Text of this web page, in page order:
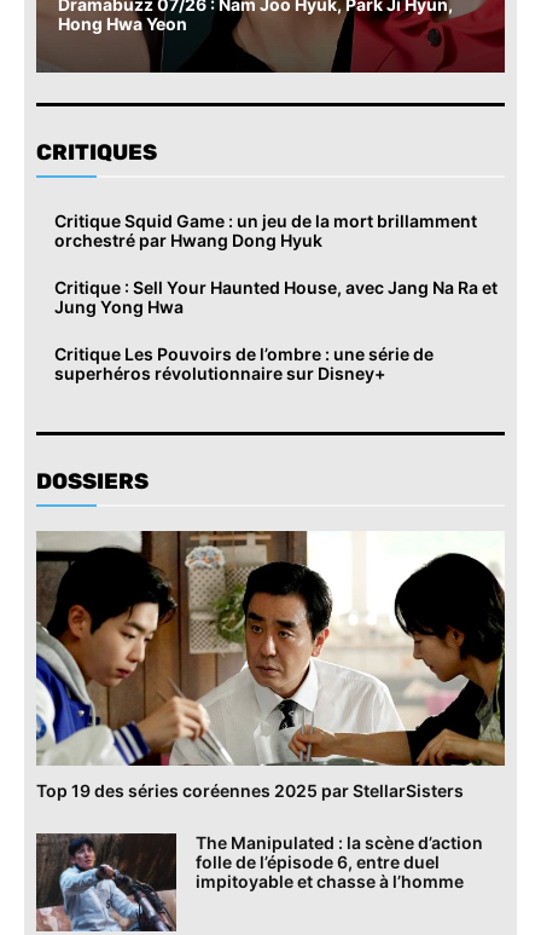
Hong Hwa Yeon
CRITIQUES
Critique Squid Game : un jeu de la mort brillamment
orchestré par Hwang Dong Hyuk
Critique : Sell Your Haunted House, avec Jang Na Ra et
Jung Yong Hwa
Critique Les Pouvoirs de l’ombre : une série de
superhéros révolutionnaire sur Disney+
DOSSIERS
Top 19 des séries coréennes 2025 par StellarSisters
The Manipulated : la scène d’action
folle de l’épisode 6, entre duel
impitoyable et chasse à l’homme